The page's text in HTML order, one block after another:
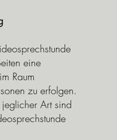
eine
Raum
zu erfolgen.
Art sind